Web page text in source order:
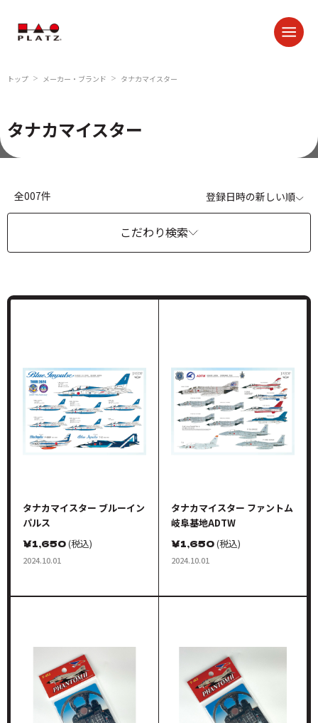
トップ ＞ メーカー・ブランド ＞ タナカマイスター
タナカマイスター
こだわり検索
全007件 登録日時の新しい順
タナカマイスター ブルーイン
パルス
￥1,650(税込)
2024.10.01
タナカマイスター ファントム
岐阜基地ADTW
￥1,650(税込)
2024.10.01